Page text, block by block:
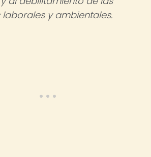
y ambientales.